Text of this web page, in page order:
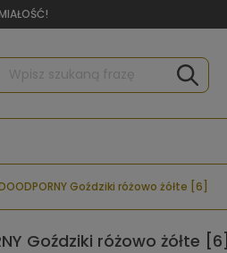
Goździki różowo żółte [6]
Goździki różowo żółte [6]